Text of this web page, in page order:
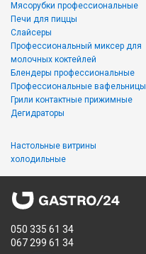
Мясорубки профессиональные
Печи для пиццы
Слайсеры
Профессиональный миксер для
молочных коктейлей
Блендеры профессиональные
Профессиональные вафельницы
Грили контактные прижимные
Дегидраторы
Настольные витрины
холодильные
050 335 61 34
067 299 61 34